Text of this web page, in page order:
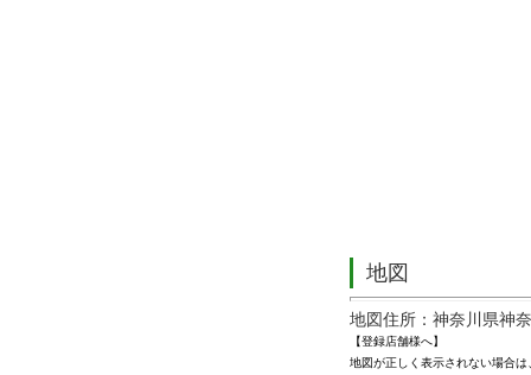
地図
地図住所：神奈川県神
【登録店舗様へ】
地図が正しく表示されない場合